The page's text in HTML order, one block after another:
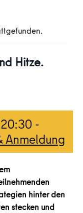
Hitze.
20:30 -
Anmeldung
hinter den
stecken und